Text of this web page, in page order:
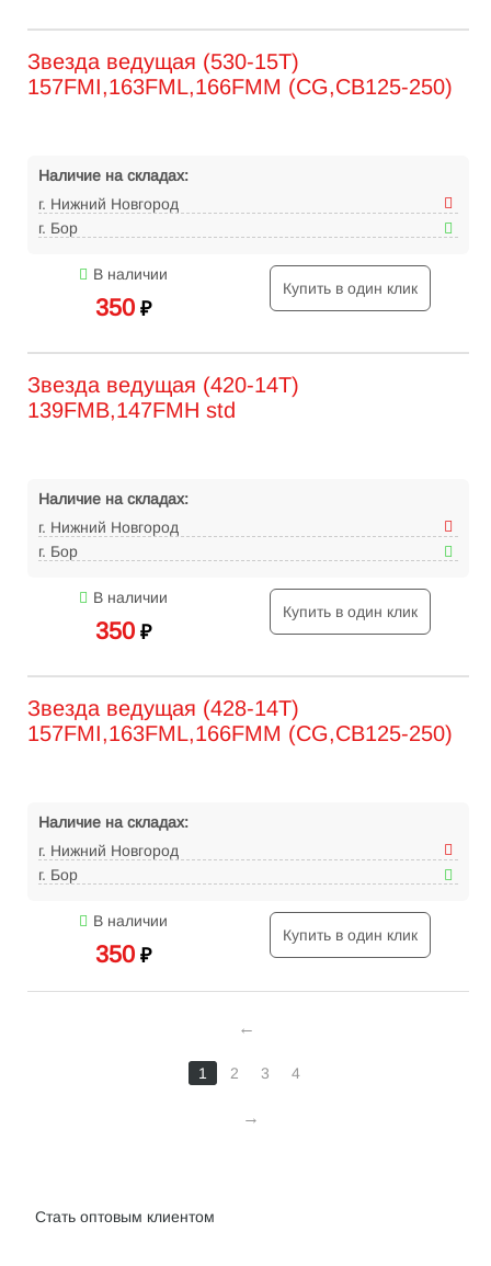
Звезда ведущая (530-15T)
157FMI,163FML,166FMM (CG,CB125-250)
Наличие на складах:
г. Нижний Новгород
г. Бор
В наличии
350 ₽
Купить в один клик
Звезда ведущая (420-14Т)
139FMB,147FMH std
Наличие на складах:
г. Нижний Новгород
г. Бор
В наличии
350 ₽
Купить в один клик
Звезда ведущая (428-14Т)
157FMI,163FML,166FMM (CG,CB125-250)
Наличие на складах:
г. Нижний Новгород
г. Бор
В наличии
350 ₽
Купить в один клик
1 2 3 4
Стать оптовым клиентом